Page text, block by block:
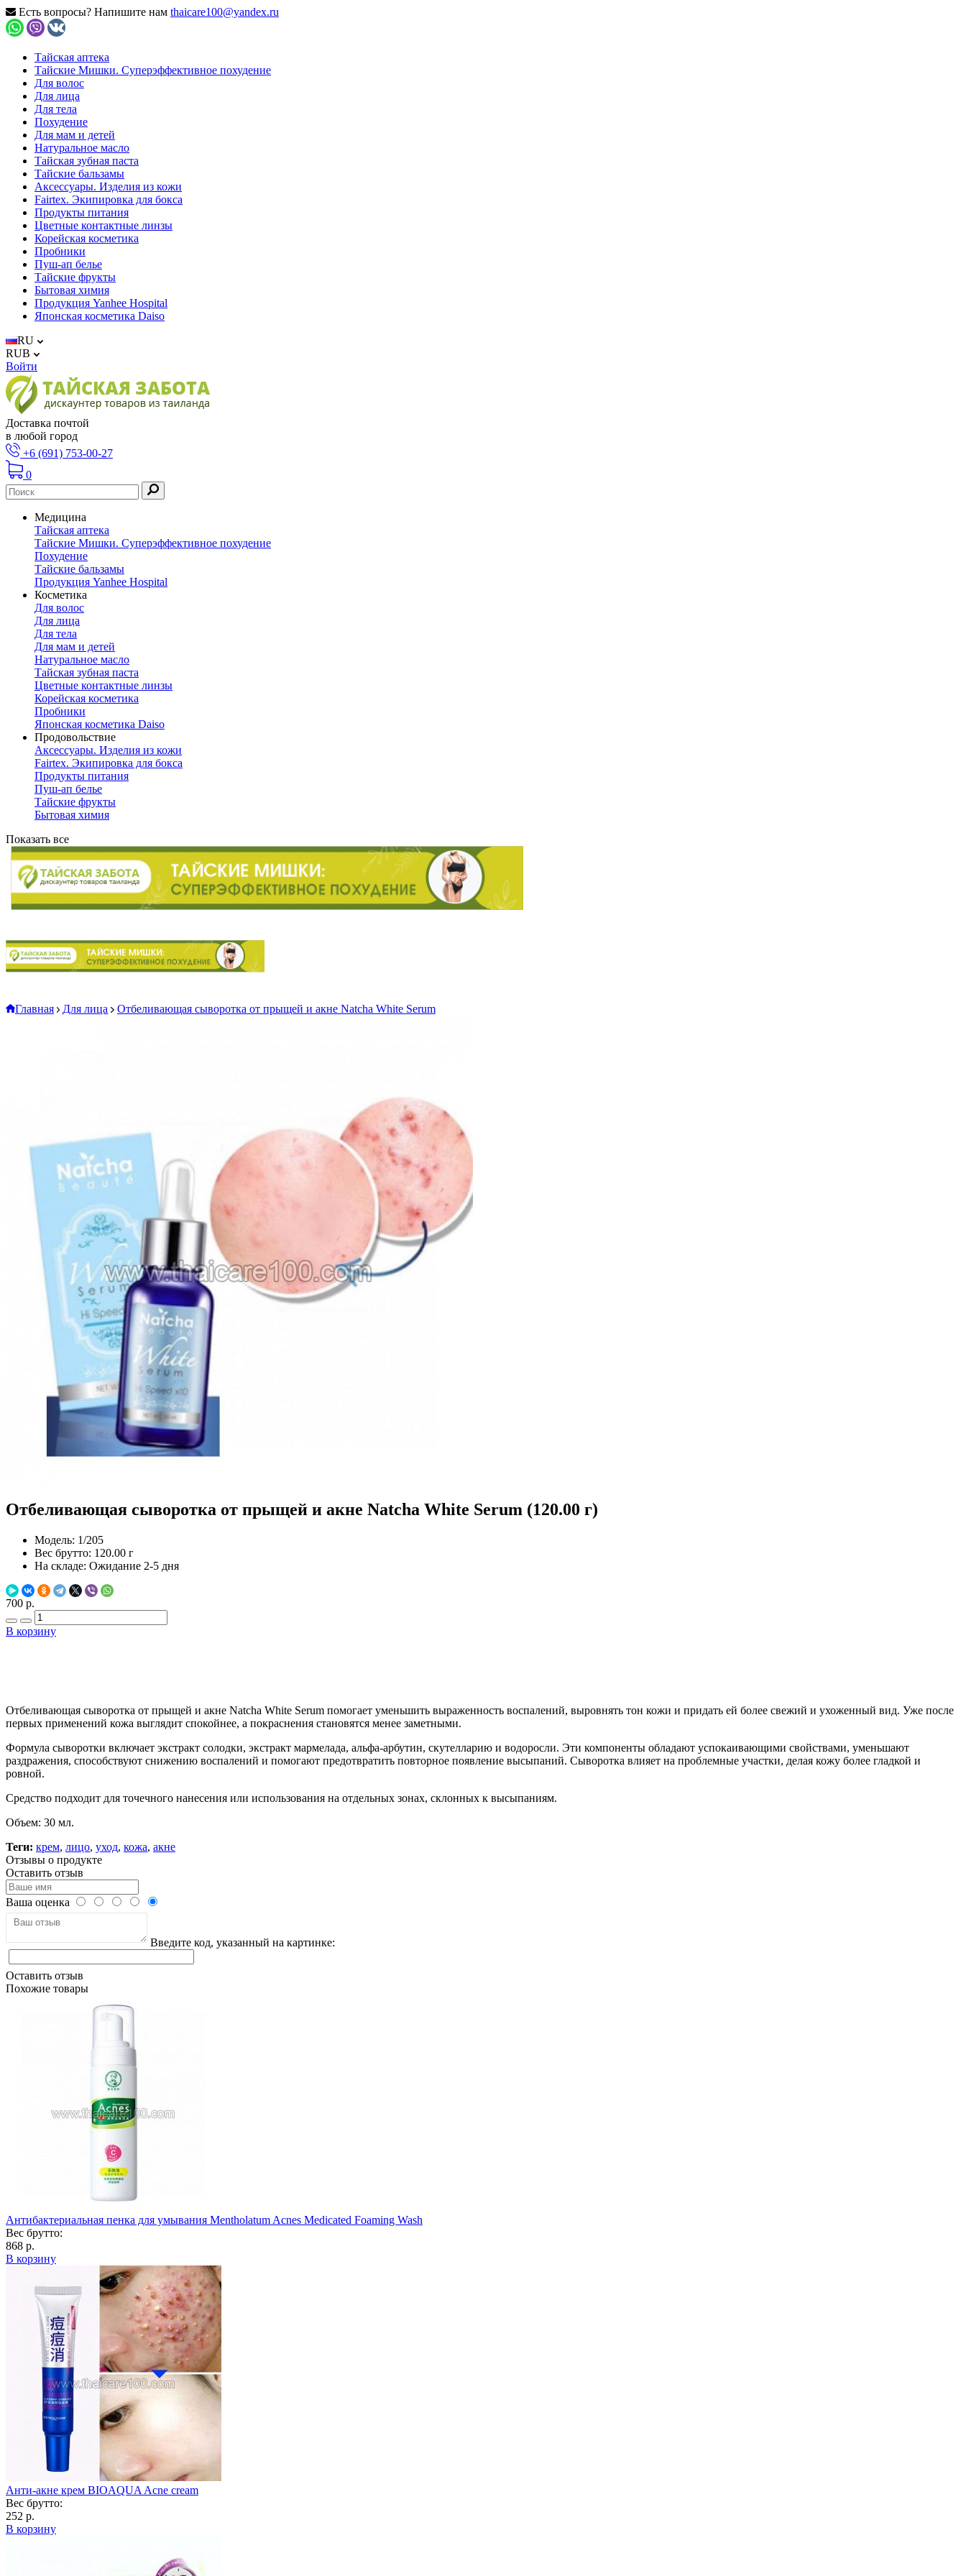
Есть вопросы? Напишите нам thaicare100@yandex.ru
Тайская аптека
Тайские Мишки. Суперэффективное похудение
Для волос
Для лица
Для тела
Похудение
Для мам и детей
Натуральное масло
Тайская зубная паста
Тайские бальзамы
Аксессуары. Изделия из кожи
Fairtex. Экипировка для бокса
Продукты питания
Цветные контактные линзы
Корейская косметика
Пробники
Пуш-ап белье
Тайские фрукты
Бытовая химия
Продукция Yanhee Hospital
Японская косметика Daiso
RU
RUB
Войти
Доставка почтой
в любой город
+6 (691) 753-00-27
0
Медицина
Тайская аптека
Тайские Мишки. Суперэффективное похудение
Похудение
Тайские бальзамы
Продукция Yanhee Hospital
Косметика
Для волос
Для лица
Для тела
Для мам и детей
Натуральное масло
Тайская зубная паста
Цветные контактные линзы
Корейская косметика
Пробники
Японская косметика Daiso
Продовольствие
Аксессуары. Изделия из кожи
Fairtex. Экипировка для бокса
Продукты питания
Пуш-ап белье
Тайские фрукты
Бытовая химия
Показать все
Главная Для лица Отбеливающая сыворотка от прыщей и акне Natcha White Serum
Отбеливающая сыворотка от прыщей и акне Natcha White Serum (120.00 г)
Модель: 1/205
Вес брутто: 120.00 г
На складе: Ожидание 2-5 дня
700 р.
В корзину
Отбеливающая сыворотка от прыщей и акне Natcha White Serum помогает уменьшить выраженность воспалений, выровнять тон кожи и придать ей более свежий и ухоженный вид. Уже после
первых применений кожа выглядит спокойнее, а покраснения становятся менее заметными.
Формула сыворотки включает экстракт солодки, экстракт мармелада, альфа-арбутин, скутелларию и водоросли. Эти компоненты обладают успокаивающими свойствами, уменьшают
раздражения, способствуют снижению воспалений и помогают предотвратить повторное появление высыпаний. Сыворотка влияет на проблемные участки, делая кожу более гладкой и
ровной.
Средство подходит для точечного нанесения или использования на отдельных зонах, склонных к высыпаниям.
Объем: 30 мл.
Теги: крем, лицо, уход, кожа, акне
Отзывы о продукте
Оставить отзыв
Ваша оценка
Введите код, указанный на картинке:
Оставить отзыв
Похожие товары
Антибактериальная пенка для умывания Mentholatum Acnes Medicated Foaming Wash
Вес брутто:
868 р.
В корзину
Анти-акне крем BIOAQUA Acne cream
Вес брутто:
252 р.
В корзину